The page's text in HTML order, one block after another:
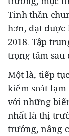
Tinh thần
hơn, đạt được
2018. Tập
trọng tâm sau
Một là, tiếp
kiểm soát lạm
với những
nhất là thị
trưởng, nâng